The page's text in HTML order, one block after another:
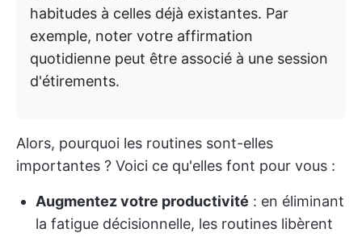
habitudes à celles déjà existantes. Par
exemple, noter votre affirmation
quotidienne peut être associé à une session
d'étirements.
Alors, pourquoi les routines sont-elles
importantes ? Voici ce qu'elles font pour vous :
Augmentez votre productivité : en éliminant
la fatigue décisionnelle, les routines libèrent